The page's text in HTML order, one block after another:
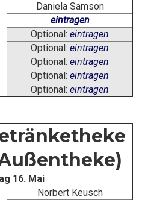
Daniela Samson
eintragen
Optional: eintragen
Optional: eintragen
Optional: eintragen
Optional: eintragen
Optional: eintragen
16. Mai
Norbert Keusch